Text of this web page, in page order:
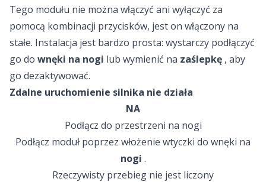
Tego modułu nie można włączyć ani wyłączyć za
pomocą kombinacji przycisków, jest on włączony na
stałe. Instalacja jest bardzo prosta: wystarczy podłączyć
go do wnęki na nogi lub wymienić na zaślepkę , aby
go dezaktywować.
Zdalne uruchomienie silnika nie działa
NA
Podłącz do przestrzeni na nogi
Podłącz moduł poprzez włożenie wtyczki do wnęki na
nogi .
Rzeczywisty przebieg nie jest liczony